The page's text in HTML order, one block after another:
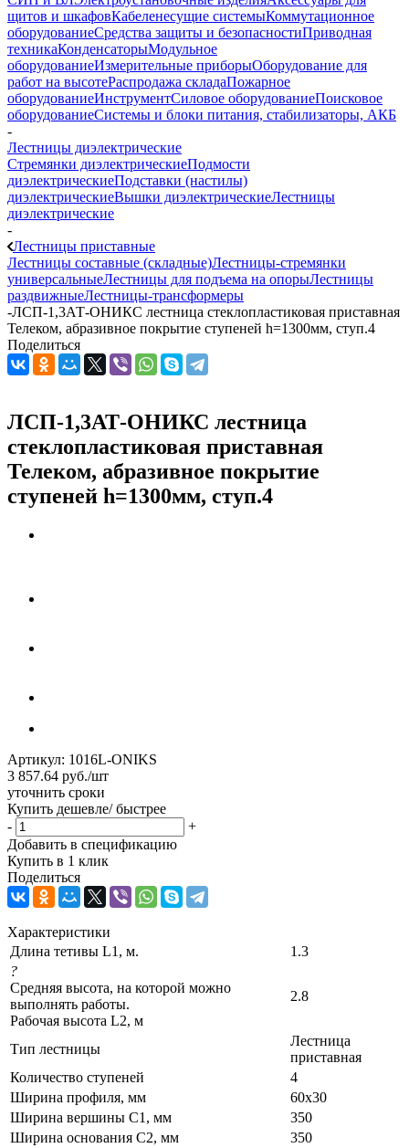
щитов и шкафовКабеленесущие системыКоммутационное
оборудованиеСредства защиты и безопасностиПриводная
техникаКонденсаторыМодульное
оборудованиеИзмерительные приборыОборудование для
работ на высотеРаспродажа складаПожарное
оборудованиеИнструментСиловое оборудованиеПоисковое
оборудованиеСистемы и блоки питания, стабилизаторы, АКБ
-
Лестницы диэлектрические
Стремянки диэлектрическиеПодмости
диэлектрическиеПодставки (настилы)
диэлектрическиеВышки диэлектрическиеЛестницы
диэлектрические
-
Лестницы приставные
Лестницы составные (складные)Лестницы-стремянки
универсальныеЛестницы для подъема на опорыЛестницы
раздвижныеЛестницы-трансформеры
-ЛСП-1,3АТ-ОНИКС лестница стеклопластиковая приставная
Телеком, абразивное покрытие ступеней h=1300мм, ступ.4
Поделиться
ЛСП-1,3АТ-ОНИКС лестница
стеклопластиковая приставная
Телеком, абразивное покрытие
ступеней h=1300мм, ступ.4
Артикул: 1016L-ONIKS
3 857.64 руб./шт
уточнить сроки
Купить дешевле/ быстрее
-
+
Добавить в спецификацию
Купить в 1 клик
Поделиться
Характеристики
Длина тетивы L1, м.
1.3
?
Средняя высота, на которой можно
выполнять работы.
Рабочая высота L2, м
2.8
Тип лестницы
Лестница
приставная
Количество ступеней
4
Ширина профиля, мм
60х30
Ширина вершины С1, мм
350
Ширина основания C2, мм
350